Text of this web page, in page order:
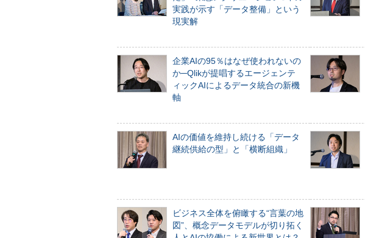
実践が示す「データ整備」という
現実解
企業AIの95％はなぜ使われないの
か─Qlikが提唱するエージェンテ
ィックAIによるデータ統合の新機
軸
AIの価値を維持し続ける「データ
継続供給の型」と「横断組織」
ビジネス全体を俯瞰する“言葉の地
図”、概念データモデルが切り拓く